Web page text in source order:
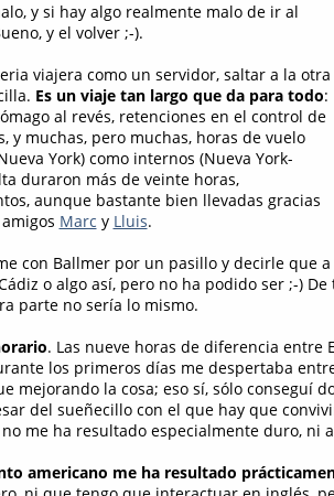
y si hay algo realmente malo de ir al
y el volver ;-).
viajera como un servidor, saltar a la otra
Es un viaje tan largo que da para todo:
al revés, retenciones en el control de
y muchas, pero muchas, horas de vuelo
York) como internos (Nueva York-
duraron más de veinte horas,
aunque bastante bien llevadas gracias
Marc y Lluis.
con Ballmer por un pasillo y decirle que
o algo así, pero no ha podido ser ;-)
parte no sería lo mismo.
. Las nueve horas de diferencia entre
los primeros días me despertaba
mejorando la cosa; eso sí, sólo conseguí
del sueñecillo con el que hay que
me ha resultado especialmente duro, ni
americano me ha resultado